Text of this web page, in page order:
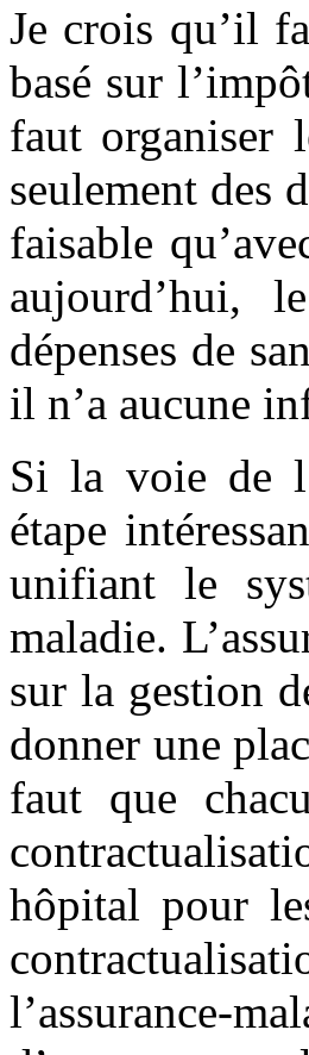
Je crois qu’il
basé sur
faut organiser
seulement des
faisable
aujourd’hui,
dépenses de
il n’a aucune
Si la voie de
étape
unifiant le
maladie.
sur la gestion
donner une
faut que
hôpital pour
l’assurance-